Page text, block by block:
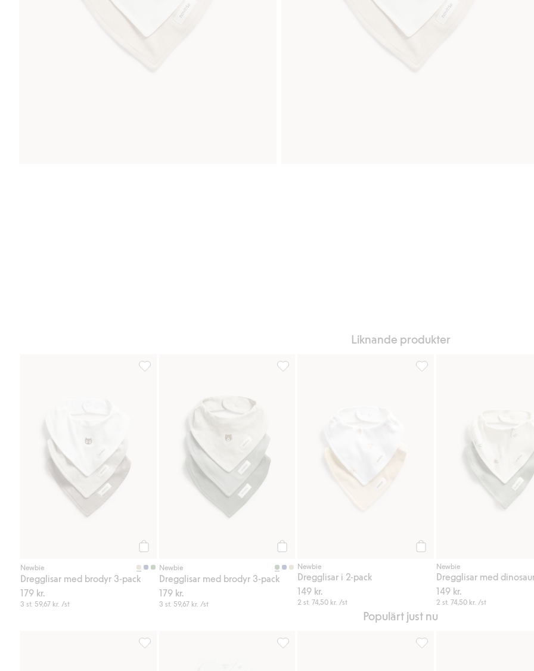
Liknande produkter
Newbie
Dregglisar med brodyr 3-pack
179 kr.
3 st. 59,67 kr. /st
Newbie
Dregglisar med brodyr 3-pack
179 kr.
3 st. 59,67 kr. /st
Newbie
Dregglisar i 2-pack
149 kr.
2 st.74,50 kr. /st
Newbie
Dregglisar med
149 kr.
2 st.74,50 kr. /st
Populärt just nu